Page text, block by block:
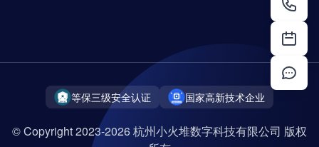
等保三级安全认证 国家高新技术企业
© Copyright 2023-2026 杭州小火堆数字科技有限公司 版权